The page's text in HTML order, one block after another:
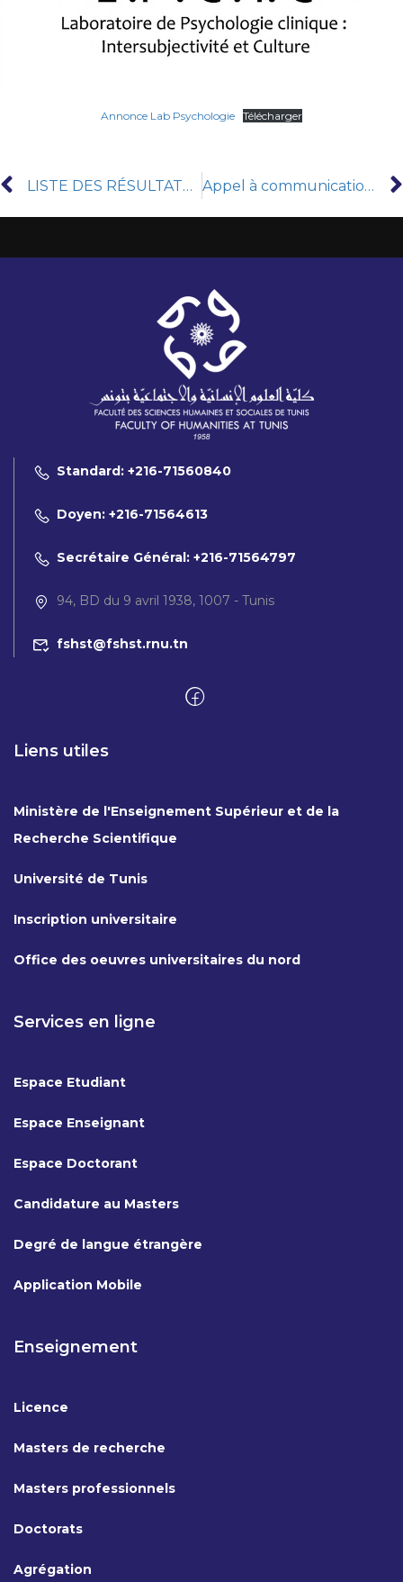
Annonce Lab Psychologie Télécharger
LISTE DES RÉSULTATS DÉLIBÉRÉS SUR SITE MASTER SESSION DE CONTÔLE 2025-2026 Appel à communication – colloque international « Eau chaude et thermalisme en Tunisie de l’Antiquité à nos jours »
Standard: +216-71560840
Doyen: +216-71564613
Secrétaire Général: +216-71564797
94, BD du 9 avril 1938, 1007 - Tunis
fshst@fshst.rnu.tn
Liens utiles
Ministère de l'Enseignement Supérieur et de la
Recherche Scientifique
Université de Tunis
Inscription universitaire
Office des oeuvres universitaires du nord
Services en ligne
Espace Etudiant
Espace Enseignant
Espace Doctorant
Candidature au Masters
Degré de langue étrangère
Application Mobile
Enseignement
Licence
Masters de recherche
Masters professionnels
Doctorats
Agrégation